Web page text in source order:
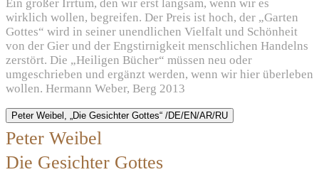
Ein großer Irrtum, den wir erst langsam, wenn wir es
wirklich wollen, begreifen. Der Preis ist hoch, der „Garten
Gottes“ wird in seiner unendlichen Vielfalt und Schönheit
von der Gier und der Engstirnigkeit menschlichen Handelns
zerstört. Die „Heiligen Bücher“ müssen neu oder
umgeschrieben und ergänzt werden, wenn wir hier überleben
wollen. Hermann Weber, Berg 2013
Peter Weibel, „Die Gesichter Gottes“ /DE/EN/AR/RU
Peter Weibel
Die Gesichter Gottes